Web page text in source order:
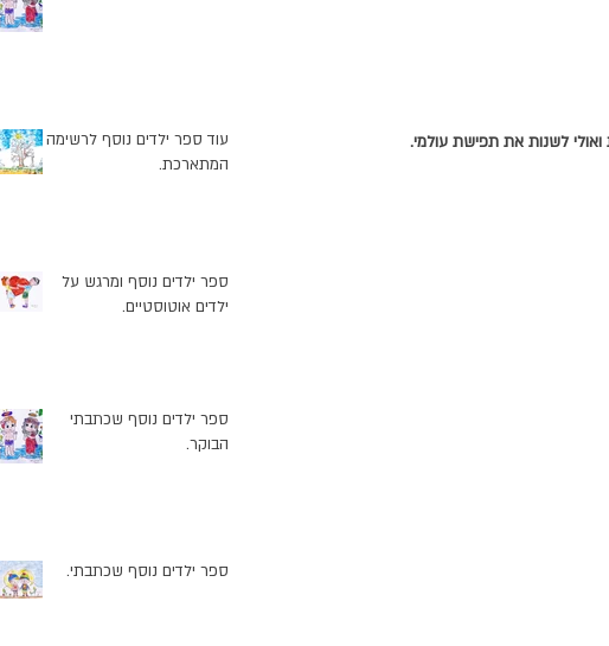
עוד ספר ילדים נוסף לרשימה
המתארכת.
ספר ילדים נוסף ומרגש על
ילדים אוטוסטיים.
ספר ילדים נוסף שכתבתי
הבוקר.
ספר ילדים נוסף שכתבתי.
לשנות את תפישת עולמי.